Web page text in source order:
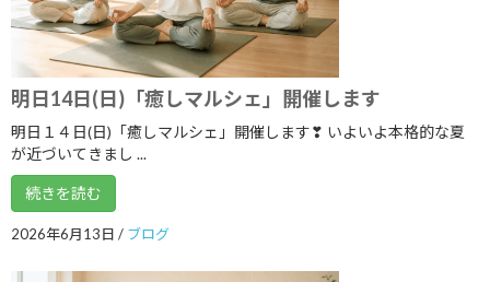
2023年10月
2023年9月
2023年8月
2023年7月
2023年6月
2023年5月
明日14日(日)「癒しマルシェ」開催します
明日１４日(日)「癒しマルシェ」開催します❣ いよいよ本格的な夏
が近づいてきまし ...
続きを読む
2026年6月13日 / ブログ